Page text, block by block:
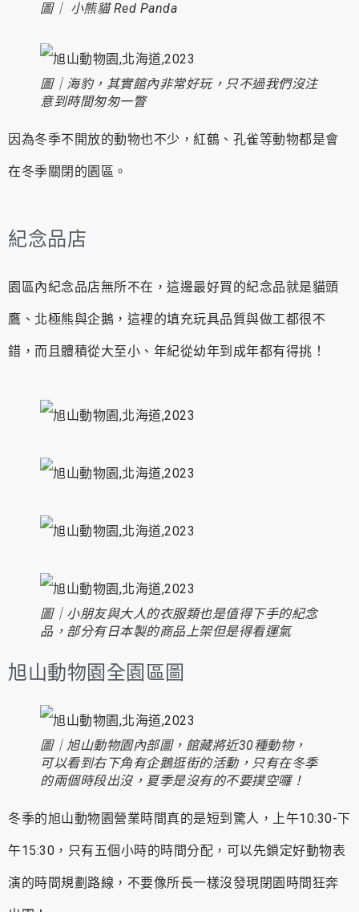
圖｜ 小熊貓 Red Panda
圖｜海豹，其實館內非常好玩，只不過我們沒注
意到時間匆匆一瞥
因為冬季不開放的動物也不少，紅鶴、孔雀等動物都是會
在冬季關閉的園區。
紀念品店
園區內紀念品店無所不在，這邊最好買的紀念品就是貓頭
鷹、北極熊與企鵝，這裡的填充玩具品質與做工都很不
錯，而且體積從大至小、年紀從幼年到成年都有得挑！
圖｜小朋友與大人的衣服類也是值得下手的紀念
品，部分有日本製的商品上架但是得看運氣
旭山動物園全園區圖
圖｜旭山動物園內部圖，館藏將近30種動物，
可以看到右下角有企鵝逛街的活動，只有在冬季
的兩個時段出沒，夏季是沒有的不要撲空囉！
冬季的旭山動物園營業時間真的是短到驚人，上午10:30-下
午15:30，只有五個小時的時間分配，可以先鎖定好動物表
演的時間規劃路線，不要像所長一樣沒發現閉園時間狂奔